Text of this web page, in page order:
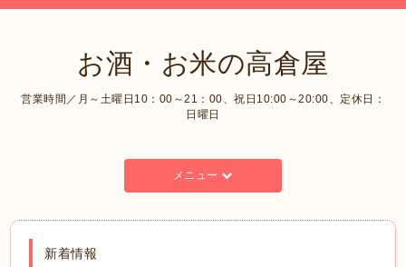
お酒・お米の高倉屋
営業時間／月～土曜日10：00～21：00、祝日10:00～20:00、定休日：
日曜日
メニュー
新着情報